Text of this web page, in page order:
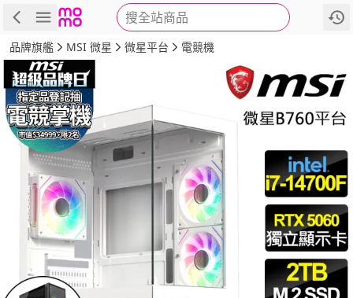
搜全站商品
商品 評價 詳情
品牌旗艦 MSI 微星 微星平台 電競機